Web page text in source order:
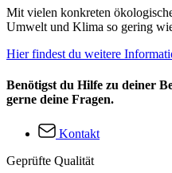
Mit vielen konkreten
Umwelt und Klima so gering
Hier findest du weitere
Benötigst du Hilfe zu deiner
gerne deine Fragen.
Kontakt
Geprüfte Qualität